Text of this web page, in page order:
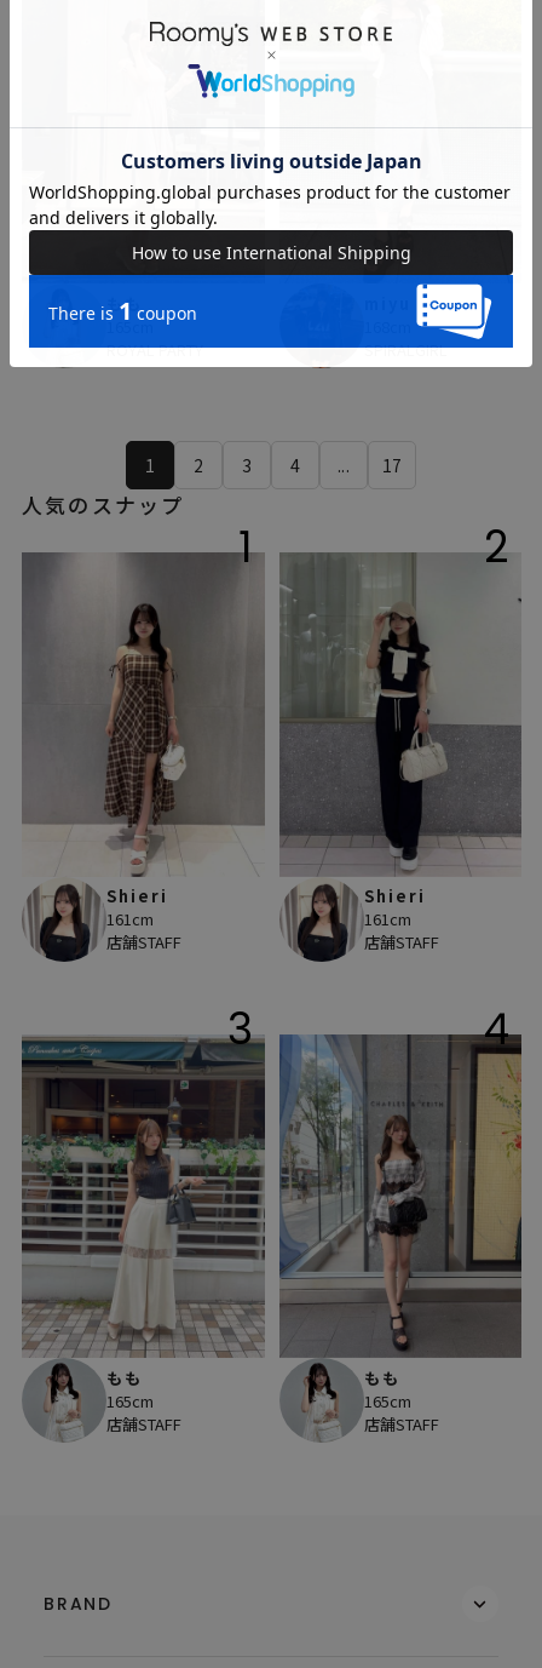
もも
165cm
ROYAL PARTY
SPIRALGIRL
1 2 3 4 ... 17
人気のスナップ
1
Shieri
161cm
店舗STAFF
2
Shieri
161cm
店舗STAFF
3
もも
165cm
店舗STAFF
4
もも
165cm
店舗STAFF
BRAND